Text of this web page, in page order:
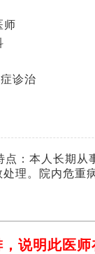
师
诊治
：本人长期
理。院内危
说明此医